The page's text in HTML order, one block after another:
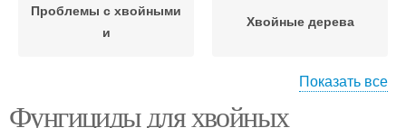
Проблемы с хвойными
и
Хвойные дерева
Хвойные растения
Показать все
Фунгициды для хвойных